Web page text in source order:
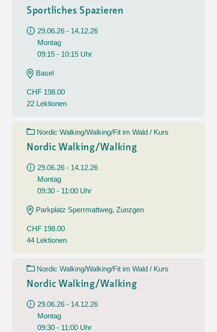
Sportliches Spazieren
29.06.26 - 14.12.26
Montag
09:15 - 10:15 Uhr
Basel
CHF 198.00
22 Lektionen
Nordic Walking/Walking/Fit im Wald / Kurs
Nordic Walking/Walking
29.06.26 - 14.12.26
Montag
09:30 - 11:00 Uhr
Parkplatz Sperrmattweg, Zunzgen
CHF 198.00
44 Lektionen
Nordic Walking/Walking/Fit im Wald / Kurs
Nordic Walking/Walking
29.06.26 - 14.12.26
Montag
09:30 - 11:00 Uhr